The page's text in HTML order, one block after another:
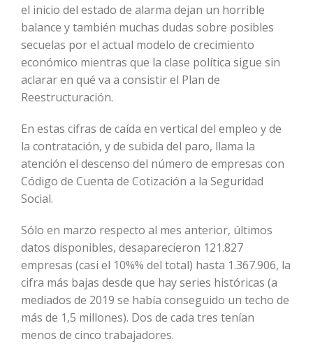
el inicio del estado de alarma dejan un horrible
balance y también muchas dudas sobre posibles
secuelas por el actual modelo de crecimiento
económico mientras que la clase política sigue sin
aclarar en qué va a consistir el Plan de
Reestructuración.
En estas cifras de caída en vertical del empleo y de
la contratación, y de subida del paro, llama la
atención el descenso del número de empresas con
Código de Cuenta de Cotización a la Seguridad
Social.
Sólo en marzo respecto al mes anterior, últimos
datos disponibles, desaparecieron 121.827
empresas (casi el 10%% del total) hasta 1.367.906, la
cifra más bajas desde que hay series históricas (a
mediados de 2019 se había conseguido un techo de
más de 1,5 millones). Dos de cada tres tenían
menos de cinco trabajadores.